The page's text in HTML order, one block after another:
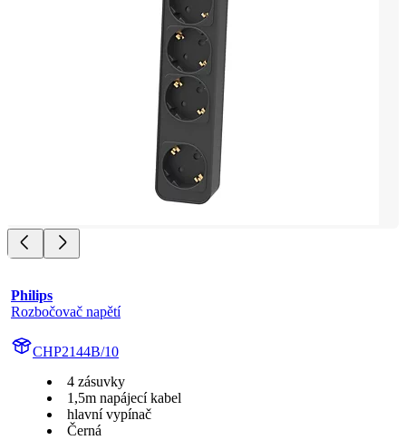
Philips
Rozbočovač napětí
CHP2144B/10
4 zásuvky
1,5m napájecí kabel
hlavní vypínač
Černá